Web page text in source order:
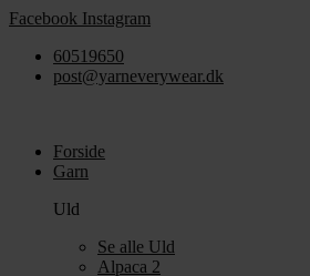
Videre
indhold
Facebook Instagram
60519650
post@yarneverywear.dk
Forside
Garn
Uld
Se alle Uld
Alpaca 2